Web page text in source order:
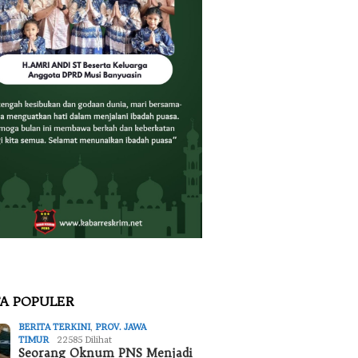
POPULER
BERITA TERKINI,PROV. JAWA
TIMUR
22585 Dilihat
Seorang Oknum PNS Menjadi